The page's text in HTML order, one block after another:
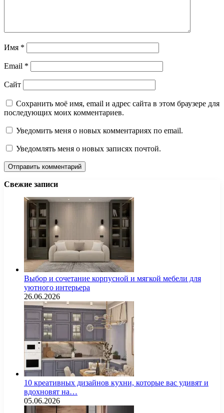
Имя *
Email *
Сайт
Сохранить моё имя, email и адрес сайта в этом браузере для
последующих моих комментариев.
Уведомить меня о новых комментариях по email.
Уведомлять меня о новых записях почтой.
Свежие записи
Выбор и сочетание корпусной и мягкой мебели для
уютного интерьера
26.06.2026
10 креативных дизайнов кухни, которые вас удивят и
вдохновят на…
05.06.2026